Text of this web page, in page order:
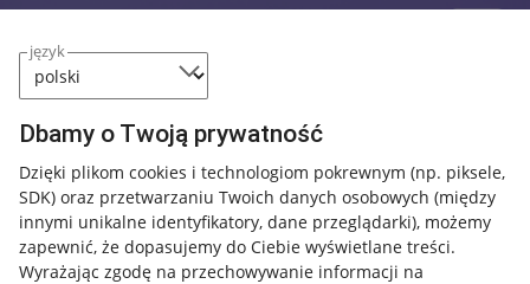
język
Dbamy o Twoją prywatność
Dzięki plikom cookies i technologiom pokrewnym (np. piksele,
SDK) oraz przetwarzaniu Twoich danych osobowych (między
innymi unikalne identyfikatory, dane przeglądarki), możemy
zapewnić, że dopasujemy do Ciebie wyświetlane treści.
Wyrażając zgodę na przechowywanie informacji na